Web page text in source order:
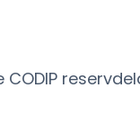
CODIP